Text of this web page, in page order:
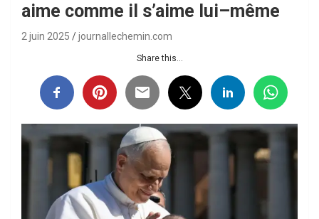
aime comme il s’aime lui–même
2 juin 2025 journallechemin.com
Share this...